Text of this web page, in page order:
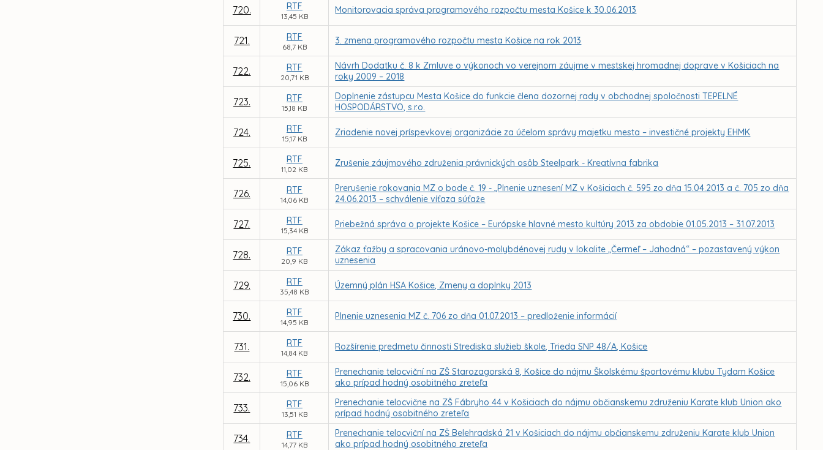
720. RTF
13,45 KB
Monitorovacia správa programového rozpočtu mesta Košice k 30.06.2013
721. RTF
68,7 KB
3. zmena programového rozpočtu mesta Košice na rok 2013
722. RTF
20,71 KB
Návrh Dodatku č. 8 k Zmluve o výkonoch vo verejnom záujme v mestskej hromadnej doprave v Košiciach na
roky 2009 – 2018
723. RTF
15,18 KB
Doplnenie zástupcu Mesta Košice do funkcie člena dozornej rady v obchodnej spoločnosti TEPELNÉ
HOSPODÁRSTVO, s.r.o.
724. RTF
15,17 KB
Zriadenie novej príspevkovej organizácie za účelom správy majetku mesta – investičné projekty EHMK
725. RTF
11,02 KB
Zrušenie záujmového združenia právnických osôb Steelpark - Kreatívna fabrika
726. RTF
14,06 KB
Prerušenie rokovania MZ o bode č. 19 - „Plnenie uznesení MZ v Košiciach č. 595 zo dňa 15.04.2013 a č. 705 zo dňa
24.06.2013 – schválenie víťaza súťaže
727. RTF
15,34 KB
Priebežná správa o projekte Košice – Európske hlavné mesto kultúry 2013 za obdobie 01.05.2013 – 31.07.2013
728. RTF
20,9 KB
Zákaz ťažby a spracovania uránovo-molybdénovej rudy v lokalite „Čermeľ – Jahodná“ – pozastavený výkon
uznesenia
729. RTF
35,48 KB
Územný plán HSA Košice, Zmeny a doplnky 2013
730. RTF
14,95 KB
Plnenie uznesenia MZ č. 706 zo dňa 01.07.2013 – predloženie informácií
731. RTF
14,84 KB
Rozšírenie predmetu činnosti Strediska služieb škole, Trieda SNP 48/A, Košice
732. RTF
15,06 KB
Prenechanie telocviční na ZŠ Starozagorská 8, Košice do nájmu Školskému športovému klubu Tydam Košice
ako prípad hodný osobitného zreteľa
733. RTF
13,51 KB
Prenechanie telocvične na ZŠ Fábryho 44 v Košiciach do nájmu občianskemu združeniu Karate klub Union ako
prípad hodný osobitného zreteľa
734. RTF
14,77 KB
Prenechanie telocviční na ZŠ Belehradská 21 v Košiciach do nájmu občianskemu združeniu Karate klub Union
ako prípad hodný osobitného zreteľa